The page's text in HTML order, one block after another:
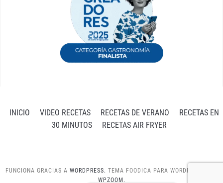
INICIO VIDEO RECETAS RECETAS DE VERANO
RECETAS EN
30 MINUTOS
RECETAS AIR FRYER
FUNCIONA GRACIAS A WORDPRESS. TEMA FOODICA PARA WORDPRESS POR
WPZOOM.